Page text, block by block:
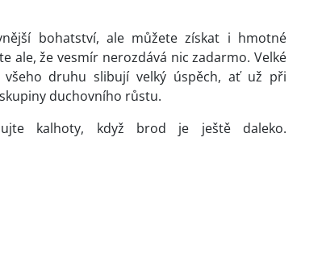
bohatství, ale můžete získat i hmotné
ale, že vesmír nerozdává nic zadarmo. Velké
druhu slibují velký úspěch, ať už při
duchovního růstu.
kalhoty, když brod je ještě daleko.